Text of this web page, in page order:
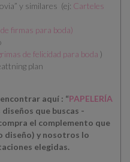
y similares (ej: Carteles
firmas para boda)
de felicidad para boda )
plan
aquí : “PAPELERÍA
que buscas -
el complemento que
diseño) y nosotros lo
elegidas.